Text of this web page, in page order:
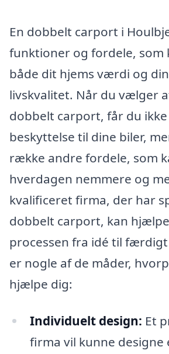
En dobbelt carport i
funktioner og fordele, som
både dit hjems værdi og
livskvalitet. Når du vælger
dobbelt carport, får du
beskyttelse til dine biler,
række andre fordele, som
hverdagen nemmere og
kvalificeret firma, der har
dobbelt carport, kan
processen fra idé til
er nogle af de måder,
hjælpe dig:
Individuelt design: Et
firma vil kunne designe